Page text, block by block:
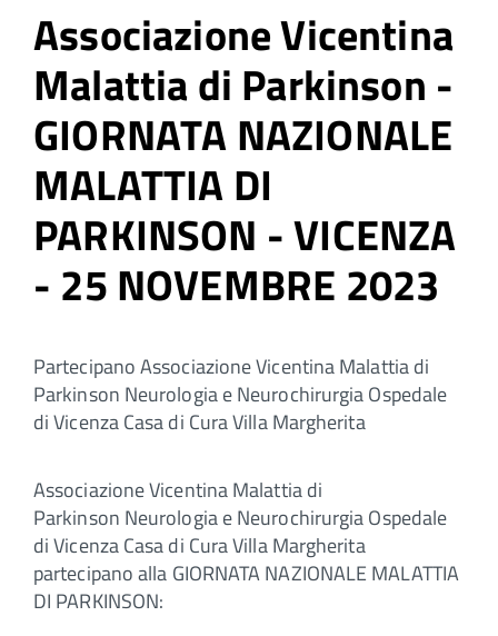
Associazione Vicentina
Malattia di Parkinson -
GIORNATA NAZIONALE
MALATTIA DI
PARKINSON - VICENZA
- 25 NOVEMBRE 2023
Partecipano Associazione Vicentina Malattia di
Parkinson Neurologia e Neurochirurgia Ospedale
di Vicenza Casa di Cura Villa Margherita
Associazione Vicentina Malattia di
Parkinson Neurologia e Neurochirurgia Ospedale
di Vicenza Casa di Cura Villa Margherita
partecipano alla GIORNATA NAZIONALE MALATTIA
DI PARKINSON: